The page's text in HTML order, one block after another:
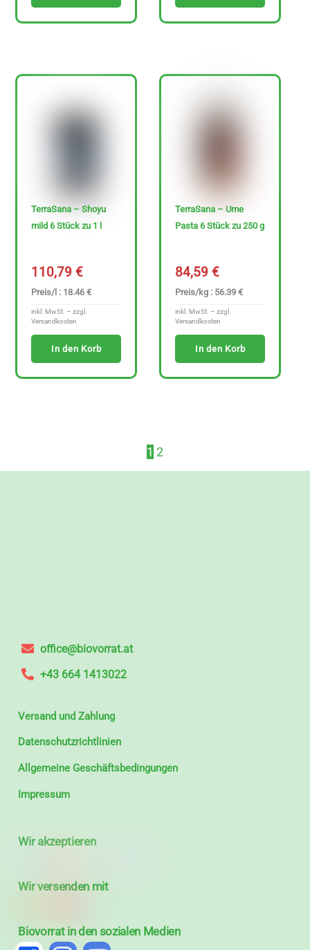
TerraSana – Shoyu
mild 6 Stück zu 1 l
110,79€
Preis/l : 18.46 €
inkl. MwSt. – zzgl.
Versandkosten
In den Korb
TerraSana – Ume
Pasta 6 Stück zu 250 g
84,59€
Preis/kg : 56.39 €
inkl. MwSt. – zzgl.
Versandkosten
In den Korb
1 2
office@biovorrat.at
+43 664 1413022
Versand und Zahlung
Datenschutzrichtlinien
Allgemeine Geschäftsbedingungen
Impressum
Wir akzeptieren
Wir versenden mit
Biovorrat in den sozialen Medien